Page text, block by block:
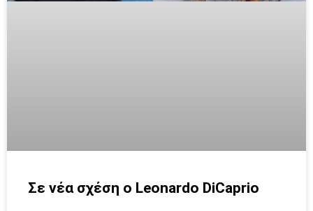
Σε νέα σχέση ο Leonardo DiCaprio